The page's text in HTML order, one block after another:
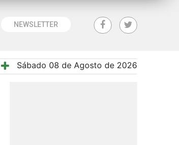
NEWSLETTER
Sábado 08 de Agosto de 2026